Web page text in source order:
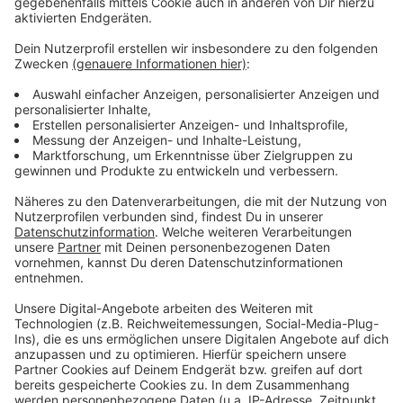
Ab der Saison 2022 wird Rhein Fire am Spielbetrieb der
so genannten ELF (European League of Football)
teilnehmen und dort ein Wiedersehen mit alten Rivalen,
wie zum Beispiel Frankfurt Galaxy, feiern.
Anzeige
Weitere Infos und Links zum Thema
Anzeige
Hier geht es zu Rhein Fire
Anzeige